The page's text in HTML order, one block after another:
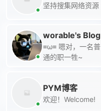
程,致力创造一个高
坚持搜集网络资源
worable's Blog
≡ω≡ 嗯对，一名普
通的职一牲~
PYM博客
欢迎！Welcome!